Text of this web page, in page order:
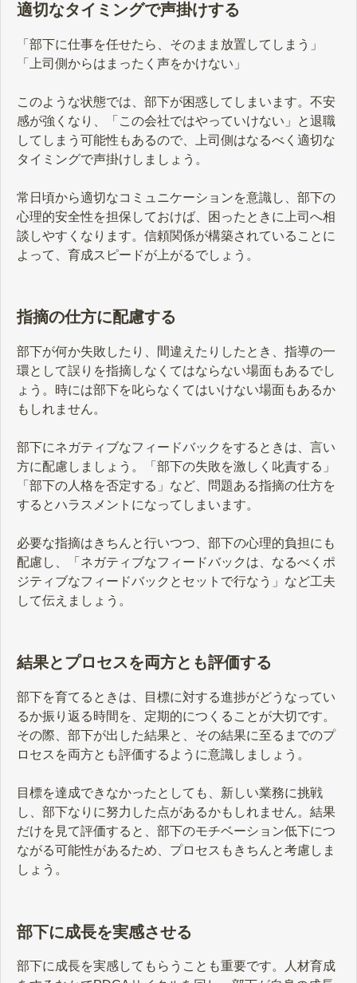
適切なタイミングで声掛けする
「部下に仕事を任せたら、そのまま放置してしまう」
「上司側からはまったく声をかけない」
このような状態では、部下が困惑してしまいます。不安
感が強くなり、「この会社ではやっていけない」と退職
してしまう可能性もあるので、上司側はなるべく適切な
タイミングで声掛けしましょう。
常日頃から適切なコミュニケーションを意識し、部下の
心理的安全性を担保しておけば、困ったときに上司へ相
談しやすくなります。信頼関係が構築されていることに
よって、育成スピードが上がるでしょう。
指摘の仕方に配慮する
部下が何か失敗したり、間違えたりしたとき、指導の一
環として誤りを指摘しなくてはならない場面もあるでし
ょう。時には部下を叱らなくてはいけない場面もあるか
もしれません。
部下にネガティブなフィードバックをするときは、言い
方に配慮しましょう。「部下の失敗を激しく叱責する」
「部下の人格を否定する」など、問題ある指摘の仕方を
するとハラスメントになってしまいます。
必要な指摘はきちんと行いつつ、部下の心理的負担にも
配慮し、「ネガティブなフィードバックは、なるべくポ
ジティブなフィードバックとセットで行なう」など工夫
して伝えましょう。
結果とプロセスを両方とも評価する
部下を育てるときは、目標に対する進捗がどうなってい
るか振り返る時間を、定期的につくることが大切です。
その際、部下が出した結果と、その結果に至るまでのプ
ロセスを両方とも評価するように意識しましょう。
目標を達成できなかったとしても、新しい業務に挑戦
し、部下なりに努力した点があるかもしれません。結果
だけを見て評価すると、部下のモチベーション低下につ
ながる可能性があるため、プロセスもきちんと考慮しま
しょう。
部下に成長を実感させる
部下に成長を実感してもらうことも重要です。人材育成